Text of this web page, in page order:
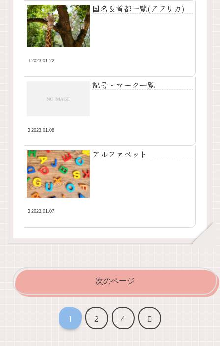
国名＆首都一覧(アフリカ)
2023.01.22
記号・マーク一覧
2023.01.08
アルファベット
2023.01.07
次のページ
1 2 4
次